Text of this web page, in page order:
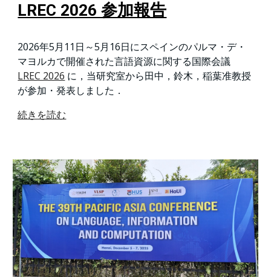
LREC 2026 参加報告
2026年5月11日～5月16日にスペインのパルマ・デ・
マヨルカで開催された言語資源に関する国際会議
LREC 2026 に，当研究室から田中，鈴木，稲葉准教授
が参加・発表しました．
続きを読む